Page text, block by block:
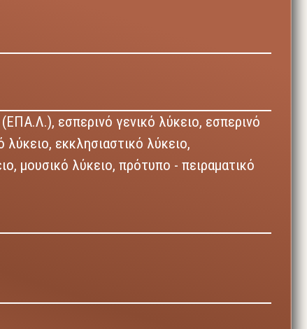
(ΕΠΑ.Λ.), εσπερινό γενικό λύκειο, εσπερινό
λύκειο, εκκλησιαστικό λύκειο,
μουσικό λύκειο, πρότυπο - πειραματικό